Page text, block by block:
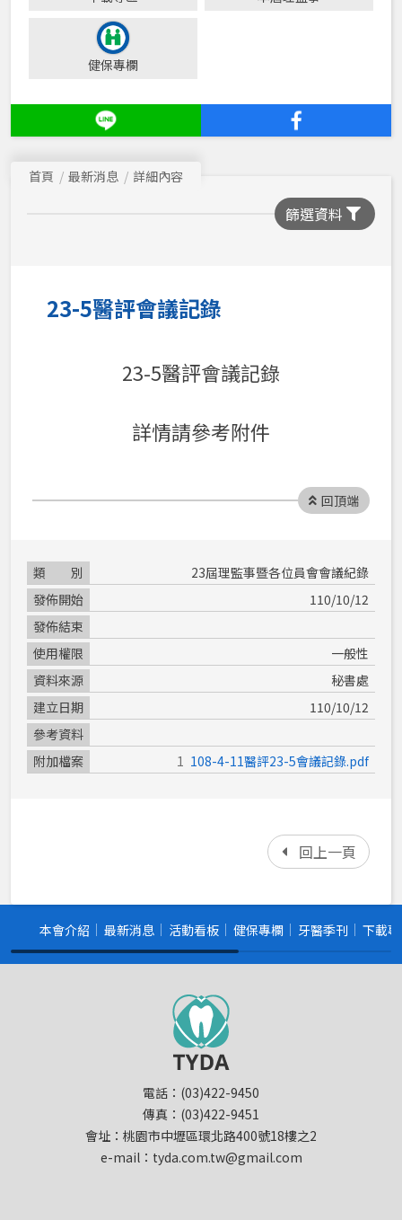
健保專欄
首頁 最新消息 詳細內容
篩選資料
23-5醫評會議記錄
23-5醫評會議記錄
詳情請參考附件
回頂端
類別
23屆理監事暨各位員會會議紀錄
發佈開始
110/10/12
發佈結束
使用權限
一般性
資料來源
秘書處
建立日期
110/10/12
參考資料
附加檔案
108-4-11醫評23-5會議記錄.pdf
回上一頁
本會介紹 最新消息 活動看板 健保專欄 牙醫季刊 下載
電話：(03)422-9450
傳真：(03)422-9451
會址：桃園市中壢區環北路400號18樓之2
e-mail：tyda.com.tw@gmail.com